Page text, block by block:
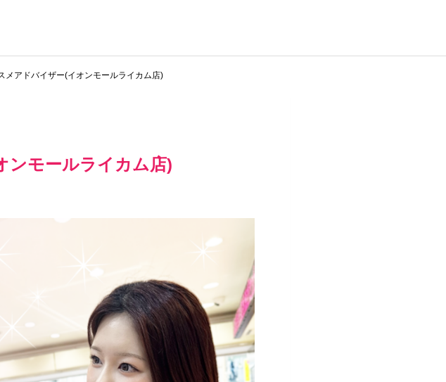
メアドバイザー(イオンモールライカム店)
ンモールライカム店)